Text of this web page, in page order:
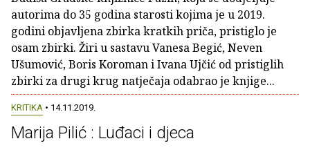
autorima do 35 godina starosti kojima je u 2019.
godini objavljena zbirka kratkih priča, pristiglo je
osam zbirki. Žiri u sastavu Vanesa Begić, Neven
Ušumović, Boris Koroman i Ivana Ujčić od pristiglih
zbirki za drugi krug natječaja odabrao je knjige...
KRITIKA • 14.11.2019.
Marija Pilić : Luđaci i djeca